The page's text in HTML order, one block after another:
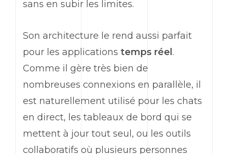
sans en subir les limites.
Son architecture le rend aussi parfait
pour les applications temps réel .
Comme il gère très bien de
nombreuses connexions en parallèle, il
est naturellement utilisé pour les chats
en direct, les tableaux de bord qui se
mettent à jour tout seul, ou les outils
collaboratifs où plusieurs personnes